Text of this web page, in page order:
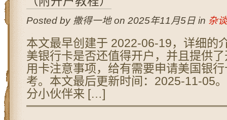
Posted by 撒得一地 on 2025年11月5日 in 杂谈
本文最早创建于 2022-06-19，详细的
美银行卡是否还值得开户，并且提供
用卡注意事项，给有需要申请美国银
考。本文最后更新时间：2025-11-05
分小伙伴来 […]